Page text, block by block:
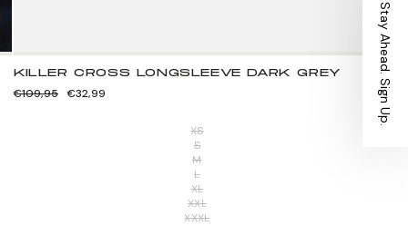
KILLER CROSS LONGSLEEVE DARK GREY
Normale
€109,95 Verkoopprijs
€32,99
XS
S
M
L
XL
XXL
XXXL
Stay Ahead. Sign Up.